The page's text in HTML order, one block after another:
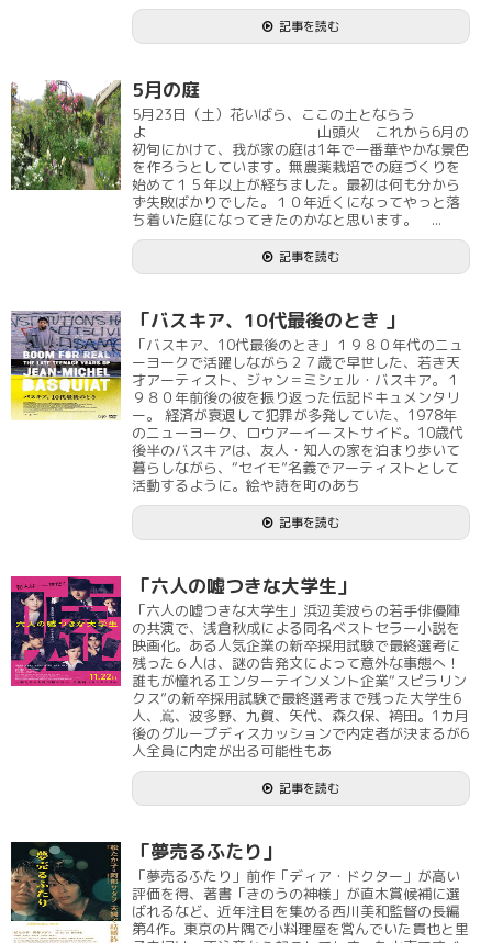
記事を読む
5月の庭
5月23日（土）花いばら、ここの土とならう
よ 山頭火 これから6月の
初旬にかけて、我が家の庭は1年で一番華やかな景色
を作ろうとしています。無農薬栽培での庭づくりを
始めて１５年以上が経ちました。最初は何も分から
ず失敗ばかりでした。１０年近くになってやっと落
ち着いた庭になってきたのかなと思います。 ...
記事を読む
「バスキア、10代最後のとき 」
「バスキア、10代最後のとき」１９８０年代のニュ
ーヨークで活躍しながら２７歳で早世した、若き天
才アーティスト、ジャン＝ミシェル・バスキア。１
９８０年前後の彼を振り返った伝記ドキュメンタリ
ー。 経済が衰退して犯罪が多発していた、1978年
のニューヨーク、ロウアーイーストサイド。10歳代
後半のバスキアは、友人・知人の家を泊まり歩いて
暮らしながら、“セイモ”名義でアーティストとして
活動するように。絵や詩を町のあち
記事を読む
「六人の嘘つきな大学生」
「六人の嘘つきな大学生」浜辺美波らの若手俳優陣
の共演で、浅倉秋成による同名ベストセラー小説を
映画化。ある人気企業の新卒採用試験で最終選考に
残った６人は、謎の告発文によって意外な事態へ！
誰もが憧れるエンターテインメント企業“スピラリン
クス”の新卒採用試験で最終選考まで残った大学生6
人、嶌、波多野、九賀、矢代、森久保、袴田。1カ月
後のグループディスカッションで内定者が決まるが6
人全員に内定が出る可能性もあ
記事を読む
「夢売るふたり」
「夢売るふたり」前作「ディア・ドクター」が高い
評価を得、著書「きのうの神様」が直木賞候補に選
ばれるなど、近年注目を集める西川美和監督の長編
第4作。東京の片隅で小料理屋を営んでいた貫也と里